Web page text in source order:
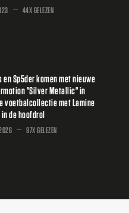
44X GELEZEN
en Sp5der komen met nieuwe
"Silver Metallic" in
voetbalcollectie met Lamine
in de hoofdrol
97X GELEZEN